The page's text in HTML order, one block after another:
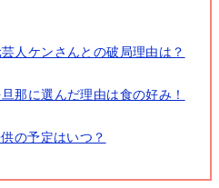
人ケンさんとの破局理由は？
那に選んだ理由は食の好み！
の予定はいつ？